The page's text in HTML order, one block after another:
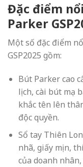
Đặc điểm
Parker
Một số đặc điểm
GSP2025 gồm:
Bút Parker cao
lịch, cài bút mạ
khắc tên lên
độc quyền.
Sổ tay Thiên
nhã, giấy mịn,
của doanh